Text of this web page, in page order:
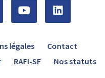
légales
Contact
RAFI-SF Nos statuts